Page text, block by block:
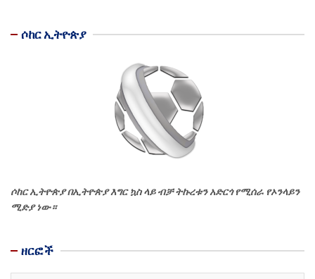
ሶከር ኢትዮጵያ
ሶከር ኢትዮጵያ በኢትዮጵያ እግር ኳስ ላይ ብቻ ትኩረቱን አድርጎ የሚሰራ የኦንላይን
ሚድያ ነው።
ዘርፎች